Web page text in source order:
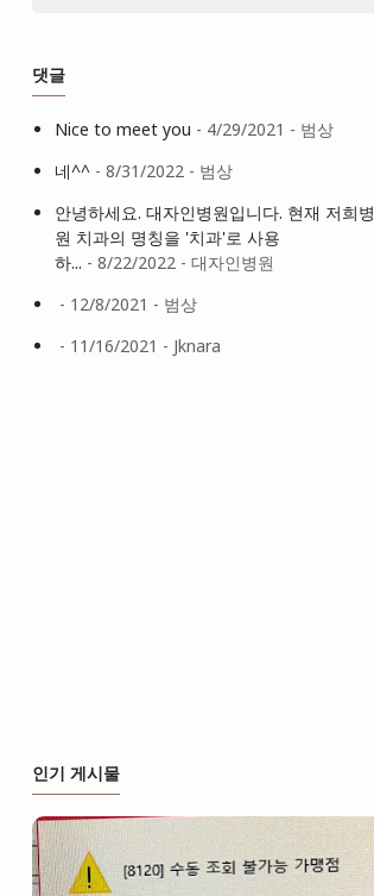
댓글
Nice to meet you - 4/29/2021 - 범상
네^^- 8/31/2022- 범상
안녕하세요. 대자인병원입니다. 현재 저희병
원 치과의 명칭을 '치과'로 사용
하... - 8/22/2022- 대자인병원
- 12/8/2021 - 범상
- 11/16/2021 - Jknara
인기 게시물